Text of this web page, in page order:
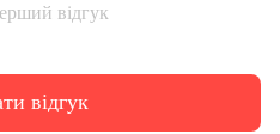
відгук
відгук